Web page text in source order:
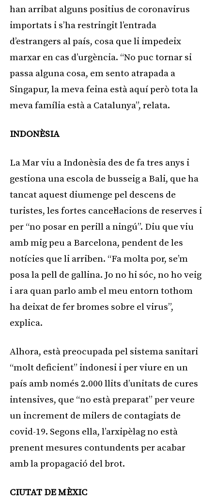
han arribat alguns positius de coronavirus
importats i s’ha restringit l’entrada
d’estrangers al país, cosa que li impedeix
marxar en cas d’urgència. “No puc tornar si
passa alguna cosa, em sento atrapada a
Singapur, la meva feina està aquí però tota la
meva família està a Catalunya”, relata.
INDONÈSIA
La Mar viu a Indonèsia des de fa tres anys i
gestiona una escola de busseig a Bali, que ha
tancat aquest diumenge pel descens de
turistes, les fortes cancel·lacions de reserves i
per “no posar en perill a ningú”. Diu que viu
amb mig peu a Barcelona, pendent de les
notícies que li arriben. “Fa molta por, se’m
posa la pell de gallina. Jo no hi sóc, no ho veig
i ara quan parlo amb el meu entorn tothom
ha deixat de fer bromes sobre el virus”,
explica.
Alhora, està preocupada pel sistema sanitari
“molt deficient” indonesi i per viure en un
país amb només 2.000 llits d’unitats de cures
intensives, que “no està preparat” per veure
un increment de milers de contagiats de
covid-19. Segons ella, l’arxipèlag no està
prenent mesures contundents per acabar
amb la propagació del brot.
CIUTAT DE MÈXIC